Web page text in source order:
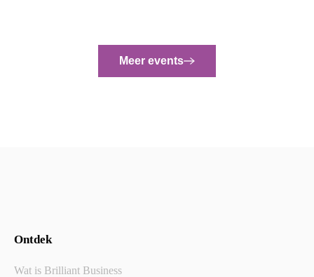
Meer events
Ontdek
Wat is Brilliant Business